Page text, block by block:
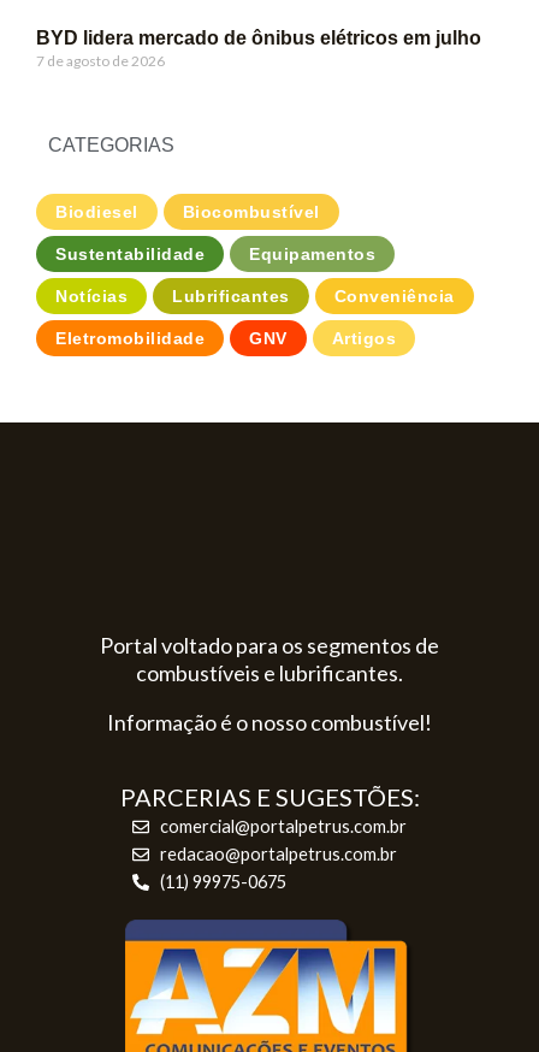
BYD lidera mercado de ônibus elétricos em julho
7 de agosto de 2026
CATEGORIAS
Biodiesel Biocombustível
Sustentabilidade Equipamentos
Notícias Lubrificantes Conveniência
Eletromobilidade GNV Artigos
Portal voltado para os segmentos de
combustíveis e lubrificantes.
Informação é o nosso combustível!
PARCERIAS E SUGESTÕES:
comercial@portalpetrus.com.br
redacao@portalpetrus.com.br
(11) 99975-0675